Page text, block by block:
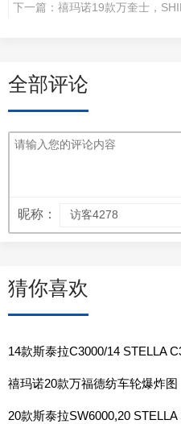
下一篇：
全部评论
昵称：
猜你喜欢
14款斯泰拉C3000/14 STELLA
禧玛诺20款万福德纺车轮爆炸图
20款斯泰拉SW6000,20